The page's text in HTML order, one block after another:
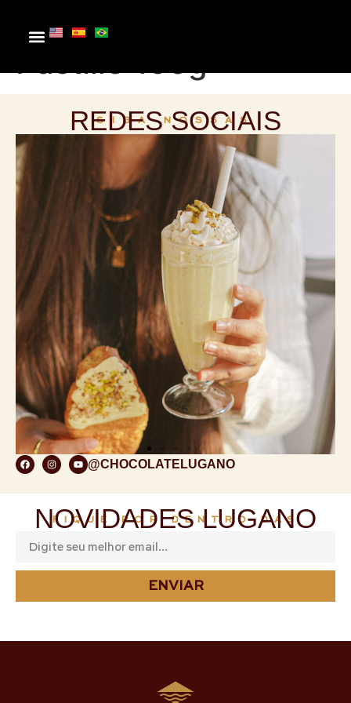
Pure 70% Cacao
Pastille 150g
SIGA NOSSAS
REDES SOCIAIS
@CHOCOLATELUGANO
FIQUE POR DENTRO DAS
NOVIDADES LUGANO
ENVIAR